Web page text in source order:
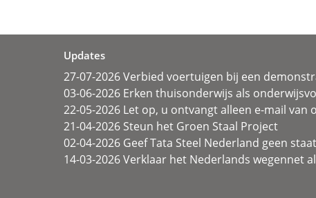
Updates
27-07-2026 Verbied voertuigen bij een
03-06-2026 Erken thuisonderwijs als
22-05-2026 Let op, u ontvangt alleen e-mail van
21-04-2026 Steun het Groen Staal Project
02-04-2026 Geef Tata Steel Nederland geen
14-03-2026 Verklaar het Nederlands wegennet